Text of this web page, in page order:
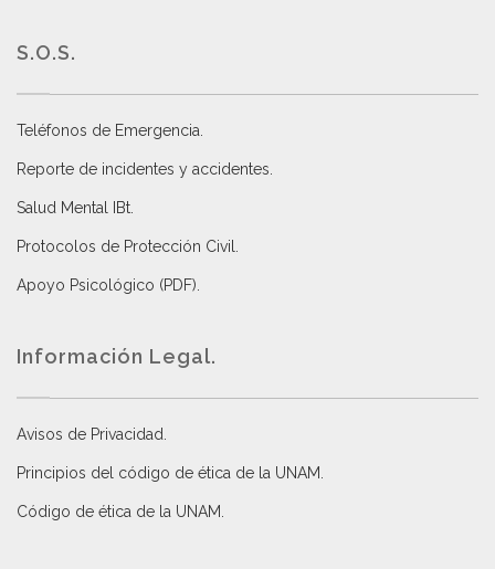
S.O.S.
Teléfonos de Emergencia.
Reporte de incidentes y accidentes
Salud Mental IBt
Protocolos de Protección Civil
Apoyo Psicológico (PDF)
Información Legal.
Avisos de Privacidad
Principios del código de ética de la UNAM
Código de ética de la UNAM